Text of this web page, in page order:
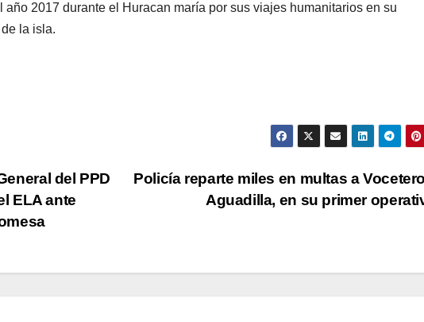
2017 durante el Huracan maría por sus viajes humanitarios en su
la isla.
Policía reparte miles en multas a
Aguadilla, en su primer
del PPD
ELA ante